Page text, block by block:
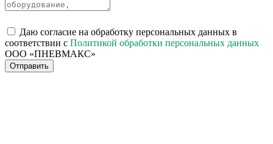
Даю согласие на обработку персональных данных в
соответствии с Политикой обработки персональных данных
ООО «ПНЕВМАКС»
Отправить